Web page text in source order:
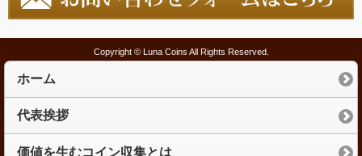
Copyright © Luna Coins All Rights Reserved.
ホーム
代表挨拶
価値を生むコイン収集とは